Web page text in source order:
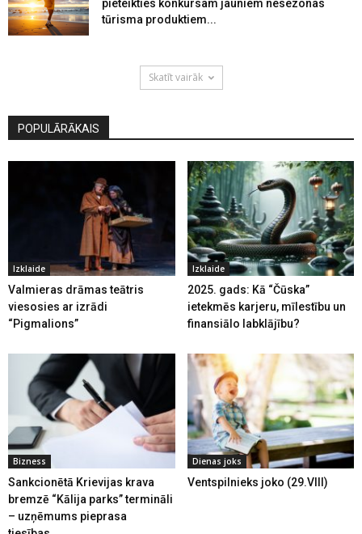
pieteikties konkursam jauniem nesezonas
tūrisma produktiem...
Skatīt vairāk
POPULĀRĀKAIS
Izklaide
Valmieras drāmas teātris
viesosies ar izrādi
“Pigmalions”
Izklaide
2025. gads: Kā “Čūska”
ietekmēs karjeru, mīlestību un
finansiālo labklājību?
Bizness
Sankcionētā Krievijas krava
bremzē “Kālija parks” termināli
– uzņēmums pieprasa
Dienas joks
Ventspilnieks joko (29.VIII)